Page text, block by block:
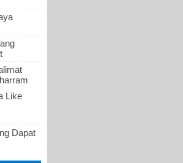
Like
Dapat